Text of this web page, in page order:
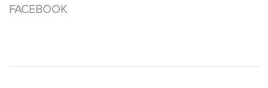
FACEBOOK